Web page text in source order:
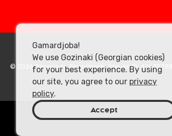
© 2026 Georgia.to. Registrierte Steuer-ID: 406357981
Gamardjoba!
We use Gozinaki (Georgian cookies)
for your best experience. By using
our site, you agree to our privacy
policy.
Accept